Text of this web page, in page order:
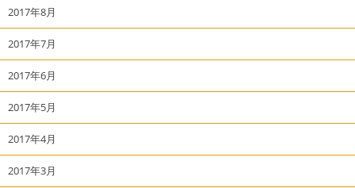
2017年8月
2017年7月
2017年6月
2017年5月
2017年4月
2017年3月